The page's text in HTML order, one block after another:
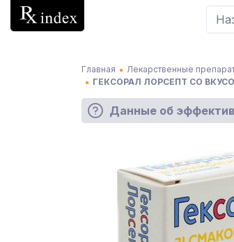
Главная Лекарственные
ГЕКСОРАЛ ЛОРСЕПТ СО
Данные об